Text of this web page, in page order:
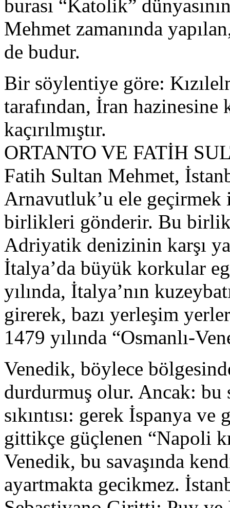
burası “Katolik”
Mehmet zamanında
de budur.
Bir söylentiye göre:
tarafından, İran hazinesine
kaçırılmıştır.
ORTANTO VE FATİH
Fatih Sultan Mehmet,
Arnavutluk’u ele geçirmek
birlikleri gönderir. Bu
Adriyatik denizinin karşı
İtalya’da büyük korkular
yılında, İtalya’nın
girerek, bazı yerleşim
1479 yılında “Osmanlı-
Venedik, böylece
durdurmuş olur. Ancak: bu
sıkıntısı: gerek İspanya
gittikçe güçlenen “Napoli
Venedik, bu savaşında
ayartmakta gecikmez.